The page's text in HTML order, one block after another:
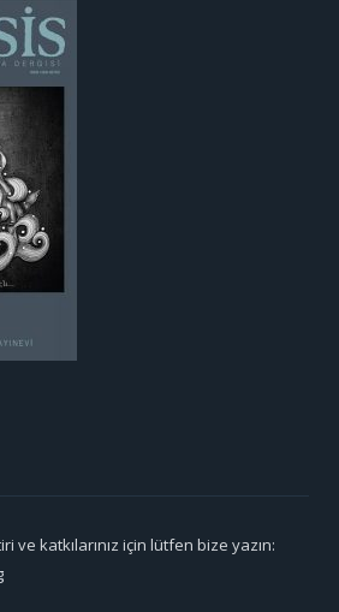
ve katkılarınız için lütfen bize yazın: